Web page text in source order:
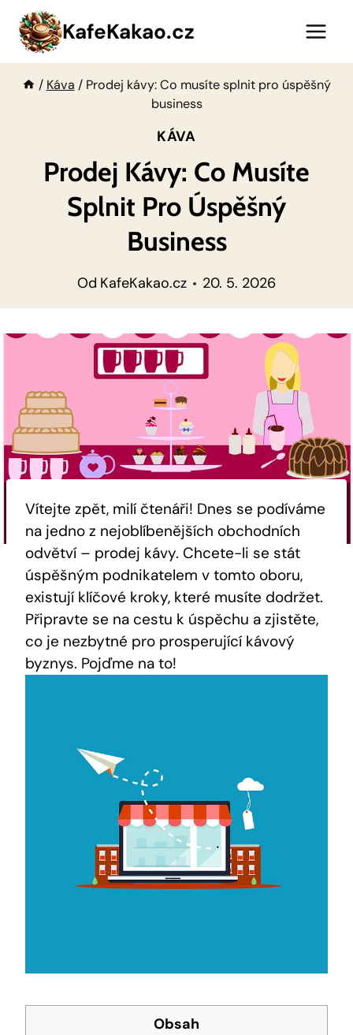
Přeskočit
obsah
KafeKakao.cz
/ Káva / Prodej kávy: Co musíte splnit pro úspěšný
business
KÁVA
Prodej Kávy: Co Musíte
Splnit Pro Úspěšný
Business
Od KafeKakao.cz 20. 5. 2026
Vítejte zpět, milí čtenáři! Dnes se podíváme
na jedno z nejoblíbenějších obchodních
odvětví – prodej kávy. Chcete-li se stát
úspěšným podnikatelem v tomto oboru,
existují klíčové kroky, které musíte dodržet.
Připravte se na cestu k úspěchu a zjistěte,
co je nezbytné pro prosperující kávový
byznys. Pojďme na to!
Obsah